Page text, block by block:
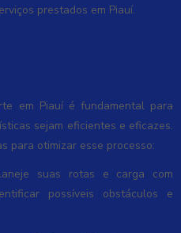
prestados em Piauí.
em Piauí é fundamental para
sejam eficientes e eficazes.
para otimizar esse processo:
suas rotas e carga com
possíveis obstáculos e